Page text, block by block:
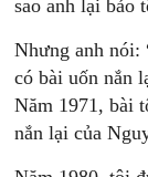
sao anh lại bảo
Nhưng anh nói:
có bài uốn nắn
Năm 1971, bài
nắn lại của